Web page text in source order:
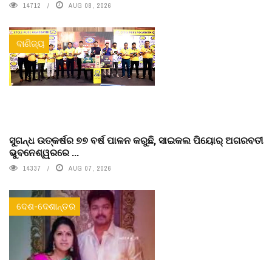
14712 AUG 08, 2026
ବାଣିଜ୍ୟ
ସୁଗନ୍ଧ ଉତ୍କର୍ଷର ୭୭ ବର୍ଷ ପାଳନ କରୁଛି, ସାଇକଲ ପିୟୋର୍‌ ଅଗରବତୀ
ଭୁବନେଶ୍ୱରରେ ...
14337 AUG 07, 2026
ଦେଶ-ଦେଶାନ୍ତର